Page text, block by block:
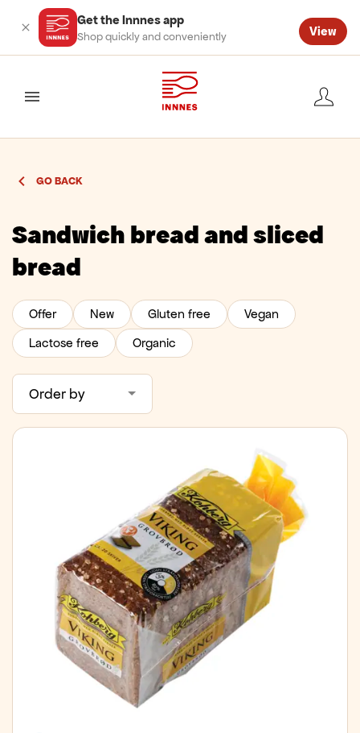
Get the Innnes app
Shop quickly and conveniently View
valmynd
GO BACK
Sandwich bread and sliced
bread
Offer New Gluten free
Vegan
Lactose free
Organic
Order by